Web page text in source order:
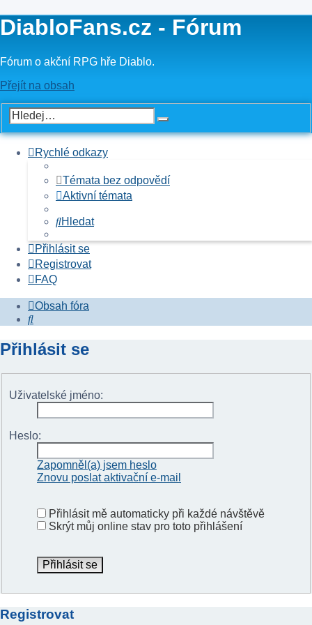
DiabloFans.cz - Fórum
Fórum o akční RPG hře Diablo.
Přejít na obsah
Rychlé odkazy
Témata bez odpovědí
Aktivní témata
Hledat
Přihlásit se
Registrovat
FAQ
Obsah fóra
Hledat
Přihlásit se
Uživatelské jméno:
Heslo:
Zapomněl(a) jsem heslo
Znovu poslat aktivační e-mail
Přihlásit mě automaticky při každé návštěvě
Skrýt můj online stav pro toto přihlášení
Registrovat